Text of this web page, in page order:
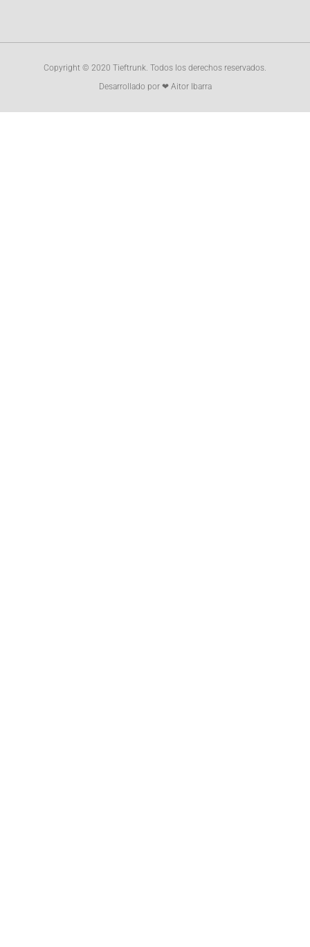
Copyright © 2020 Tieftrunk. Todos los derechos reservados.
Desarrollado por ❤ Aitor Ibarra